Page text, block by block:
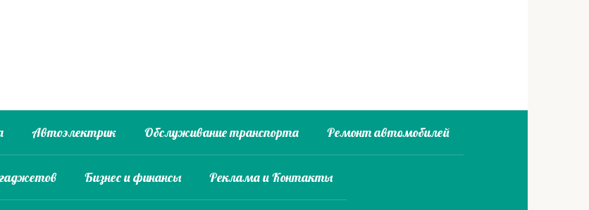
Автоэлектрик Обслуживание транспорта Ремонт автомобилей
Бизнес и финансы Реклама и Контакты